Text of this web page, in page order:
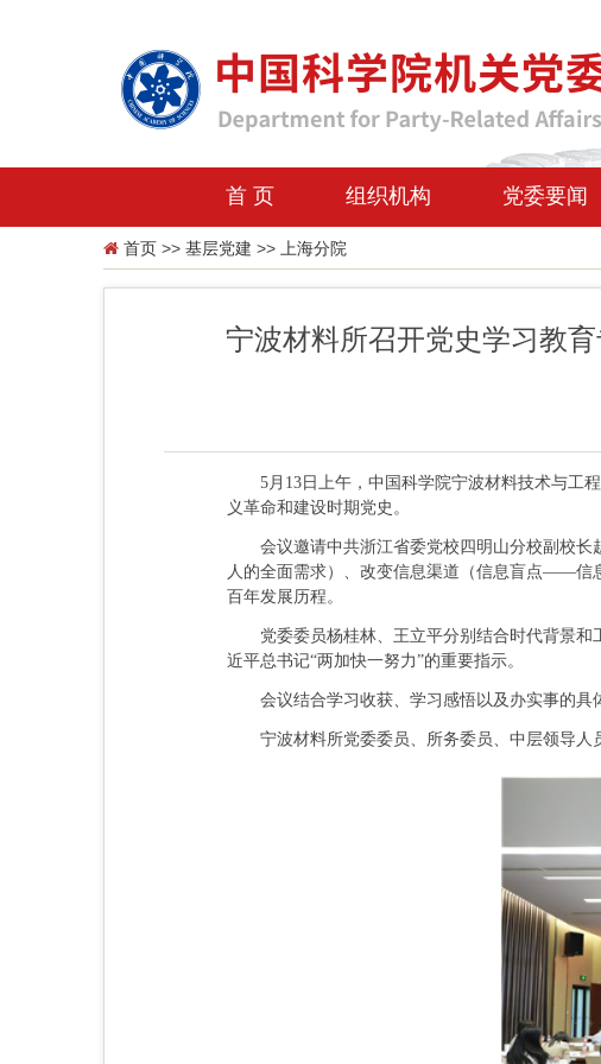
首 页 组织机构 党委要闻
首页 >> 基层党建 >> 上海分院
宁波材料所召开党史学习教
5月13日上午，中国科学院宁波材料技术与工程
义革命和建设时期党史。
会议邀请中共浙江省委党校四明山分校副校长
人的全面需求）、改变信息渠道（信息盲点——信
百年发展历程。
党委委员杨桂林、王立平分别结合时代背景和
近平总书记“两加快一努力”的重要指示。
会议结合学习收获、学习感悟以及办实事的具
宁波材料所党委委员、所务委员、中层领导人